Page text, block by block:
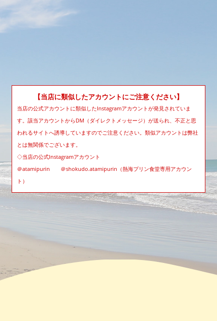
【当店に類似したアカウントにご注意ください】
当店の公式アカウントに類似したInstagramアカウントが発見されていま
す。該当アカウントからDM（ダイレクトメッセージ）が送られ、不正と思
われるサイトへ誘導していますのでご注意ください。類似アカウントは弊社
とは無関係でございます。
◇当店の公式Instagramアカウント
＠atamipurin ＠shokudo.atamipurin（熱海プリン食堂専用アカウン
ト）